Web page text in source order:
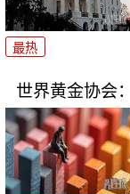
最热
世界黄金协会